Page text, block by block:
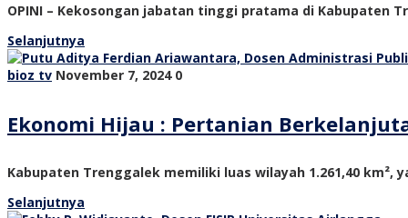
OPINI – Kekosongan jabatan tinggi pratama di Kabupaten
Selanjutnya
bioz tv November 7, 2024 0
Ekonomi Hijau : Pertanian
Kabupaten Trenggalek memiliki luas wilayah 1.261,40
Selanjutnya